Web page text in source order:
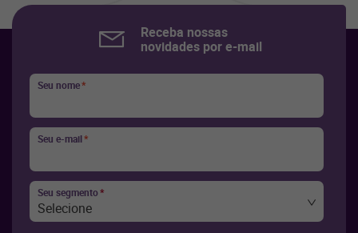
Receba nossas
novidades por e-mail
Seu nome*
Seu e-mail*
Seu segmento*
Selecione